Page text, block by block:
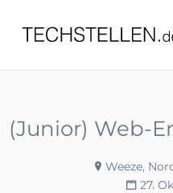
(Junior) Web-
Weeze,
27.